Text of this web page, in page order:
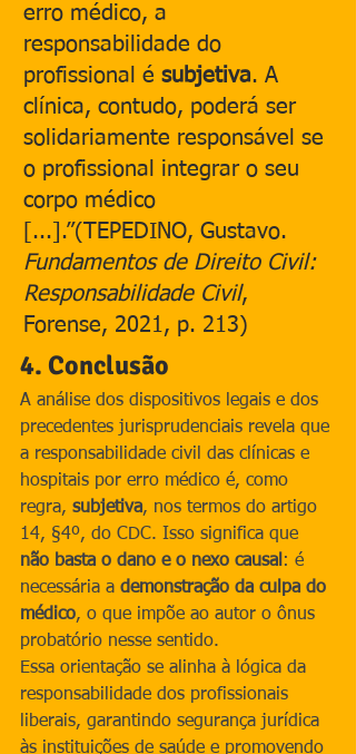
erro médico, a
responsabilidade do
profissional é subjetiva. A
clínica, contudo, poderá ser
solidariamente responsável se
o profissional integrar o seu
corpo médico
[...].”(TEPEDINO, Gustavo.
Fundamentos de Direito Civil:
Responsabilidade Civil,
Forense, 2021, p. 213)
4. Conclusão
A análise dos dispositivos legais e dos
precedentes jurisprudenciais revela que
a responsabilidade civil das clínicas e
hospitais por erro médico é, como
regra, subjetiva, nos termos do artigo
14, §4º, do CDC. Isso significa que
não basta o dano e o nexo causal : é
necessária a demonstração da culpa do
médico, o que impõe ao autor o ônus
probatório nesse sentido.
Essa orientação se alinha à lógica da
responsabilidade dos profissionais
liberais, garantindo segurança jurídica
às instituições de saúde e promovendo